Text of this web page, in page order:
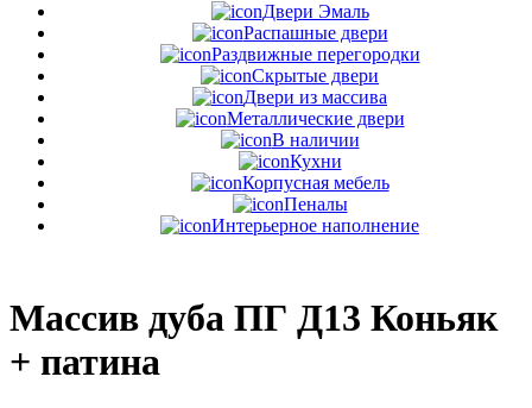
Двери Эмаль
Распашные двери
Раздвижные перегородки
Скрытые двери
Двери из массива
Металлические двери
В наличии
Кухни
Корпусная мебель
Пеналы
Интерьерное наполнение
Массив дуба ПГ Д13 Коньяк
+ патина